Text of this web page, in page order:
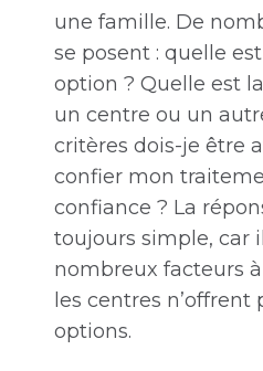
une famille. De
se posent : quelle
option ? Quelle est
un centre ou un
critères dois-je être
confier mon
confiance ? La
toujours simple, car
nombreux facteurs
les centres n’offrent
options.